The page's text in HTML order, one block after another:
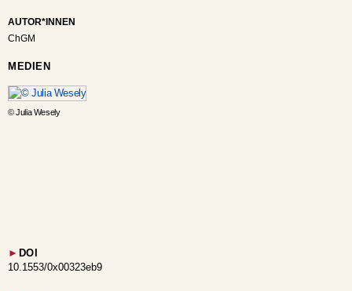
AUTOR*INNEN
ChGM
MEDIEN
© Julia Wesely
► DOI
10.1553/0x00323eb9